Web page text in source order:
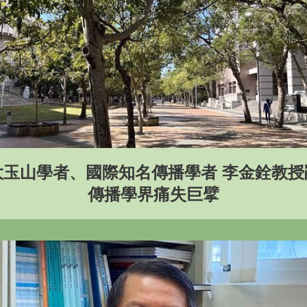
山學者、國際知名傳播學者 李金銓教
傳播學界痛失巨擘